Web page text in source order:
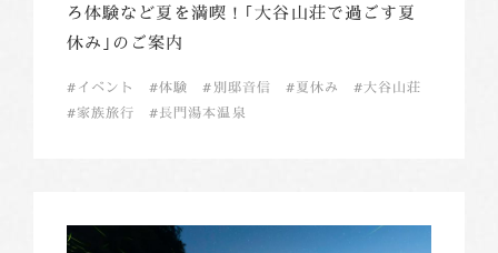
ろ体験など夏を満喫！｢大谷山荘で過ごす夏
休み｣のご案内
イベント 体験 別邸音信 夏休み
大谷山荘
家族旅行
長門湯本温泉